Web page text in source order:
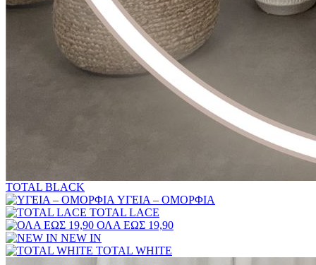
TOTAL BLACK
ΥΓΕΙΑ – ΟΜΟΡΦΙΑ
TOTAL LACE
ΟΛΑ ΕΩΣ 19,90
NEW IN
TOTAL WHITE